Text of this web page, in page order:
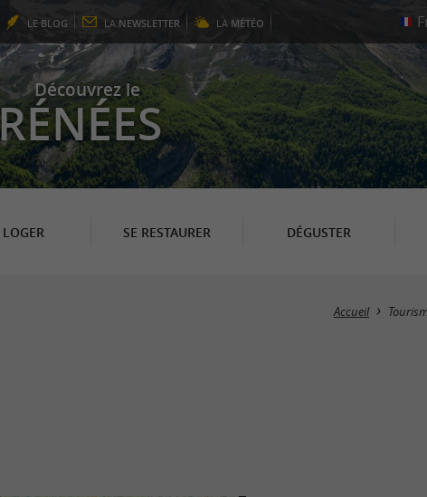
LE BLOG LA NEWSLETTER LA MÉTÉO
Découvrez le
LOGER SE RESTAURER DÉGUSTER
Accueil